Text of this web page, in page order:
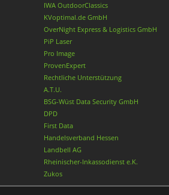
IWA OutdoorClassics
KVoptimal.de GmbH
OverNight Express & Logistics GmbH
PiP Laser
Pro Image
ProvenExpert
Rechtliche Unterstützung
A.T.U.
BSG-Wüst Data Security GmbH
DPD
First Data
Handelsverband Hessen
Landbell AG
Rheinischer-Inkassodienst e.K.
Zukos